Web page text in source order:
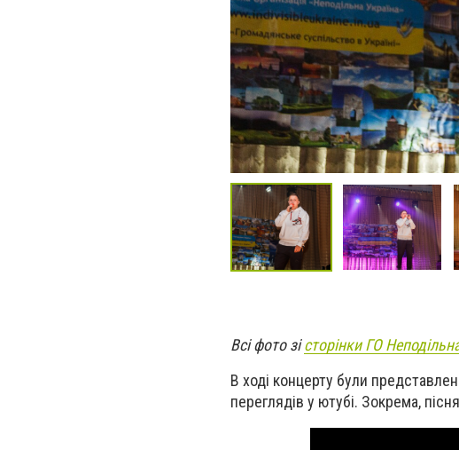
Всі фото зісторінки ГО
В ході концерту були
переглядів у ютубі. Зокрема,